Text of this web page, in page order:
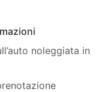
noleggiata in